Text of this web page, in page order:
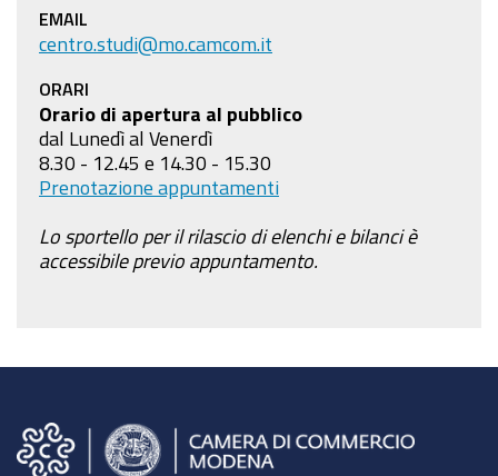
EMAIL
centro.studi@mo.camcom.it
ORARI
Orario di apertura al pubblico
dal Lunedì al Venerdì
8.30 - 12.45 e 14.30 - 15.30
Prenotazione appuntamenti
Lo sportello per il rilascio di elenchi e bilanci è
accessibile previo appuntamento.